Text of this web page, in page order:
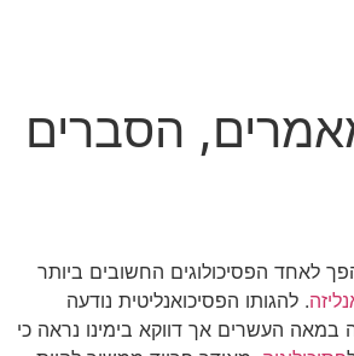
הסברים
לאחד הפסיכולוגים החשובים ביותר
. להגותו הפסיכואנליטית נודעה
העשרים אך דווקא בימינו נראה כי